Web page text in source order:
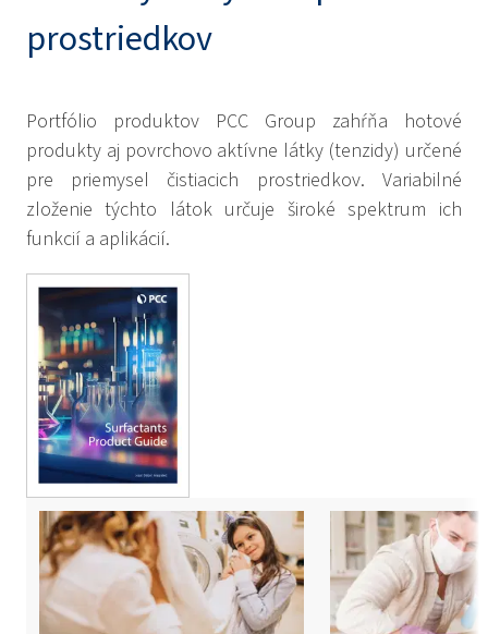
prostriedkov
Portfólio produktov PCC Group zahŕňa hotové
produkty aj povrchovo aktívne látky (tenzidy) určené
pre priemysel čistiacich prostriedkov. Variabilné
zloženie týchto látok určuje široké spektrum ich
funkcií a aplikácií.